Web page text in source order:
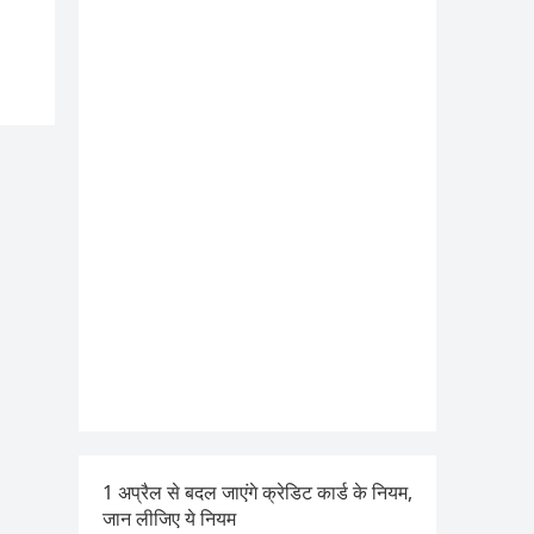
1 अप्रैल से बदल जाएंगे क्रेडिट कार्ड के नियम,
जान लीजिए ये नियम